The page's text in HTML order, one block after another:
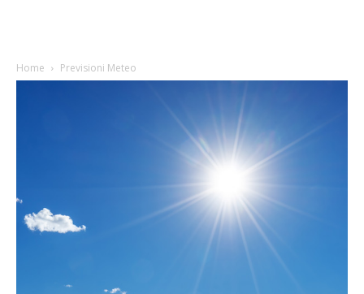
Home Previsioni Meteo